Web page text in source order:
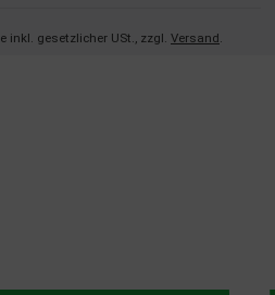
inkl. gesetzlicher USt., zzgl. Versand.